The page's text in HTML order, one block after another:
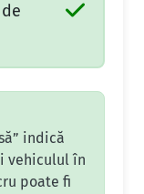
indică
vehiculul în
poate fi